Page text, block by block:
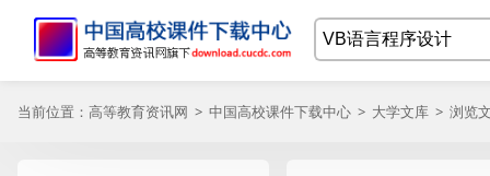
当前位置： 高等教育资讯网 > 中国高校课件下载中心 > 大学文库 > 浏览